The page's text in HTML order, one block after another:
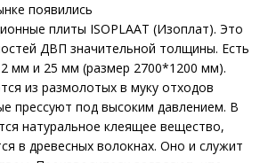
появились
плиты ISOPLAAT (Изоплат). Это
ДВП значительной толщины. Есть
мм и 25 мм (размер 2700*1200 мм).
из размолотых в муку отходов
прессуют под высоким давлением. В
натуральное клеящее вещество,
в древесных волокнах. Оно и служит